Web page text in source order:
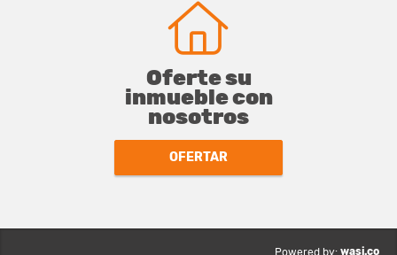
Oferte su
inmueble con
nosotros
OFERTAR
Powered by: wasi.co